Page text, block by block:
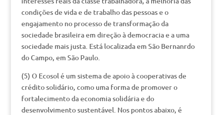
condições de vida e de trabalho das pessoas e o
engajamento no processo de transformação da
sociedade brasileira em direção à democracia e a uma
sociedade mais justa. Está localizada em São Bernanrdo
do Campo, em São Paulo.
(5) O Ecosol é um sistema de apoio à cooperativas de
crédito solidário, como uma forma de promover o
fortalecimento da economia solidária e do
desenvolvimento sustentável. Nos pontos abaixo, é